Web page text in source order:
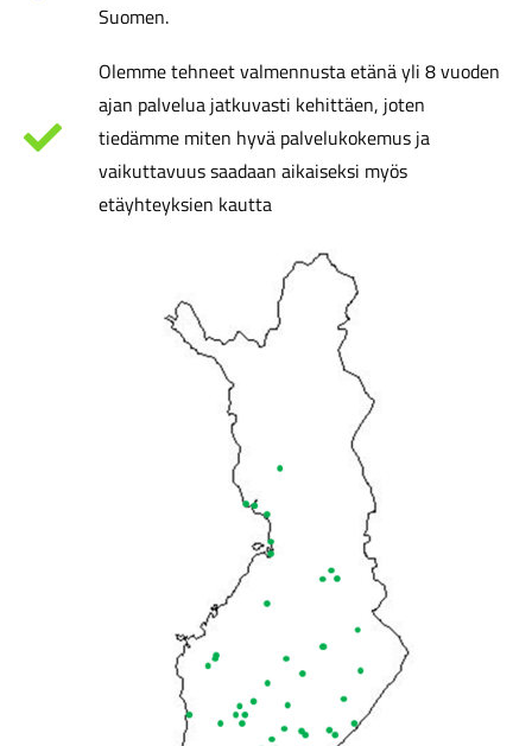
Suomen.
Olemme tehneet valmennusta etänä yli 8 vuoden
ajan palvelua jatkuvasti kehittäen, joten
tiedämme miten hyvä palvelukokemus ja
vaikuttavuus saadaan aikaiseksi myös
etäyhteyksien kautta